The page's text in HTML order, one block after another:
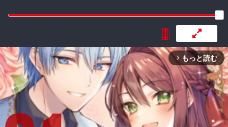
arrow_forward_ios もっと読む